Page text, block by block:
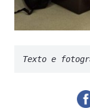
Texto e